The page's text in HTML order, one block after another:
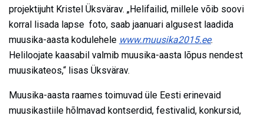
projektijuht Kristel Üksvärav. „Helifailid, millele võib soovi
korral lisada lapse foto, saab jaanuari algusest laadida
muusika-aasta kodulehele www.muusika2015.ee.
Heliloojate kaasabil valmib muusika-aasta lõpus nendest
muusikateos,“ lisas Üksvärav.
Muusika-aasta raames toimuvad üle Eesti erinevaid
muusikastiile hõlmavad kontserdid, festivalid, konkursid,